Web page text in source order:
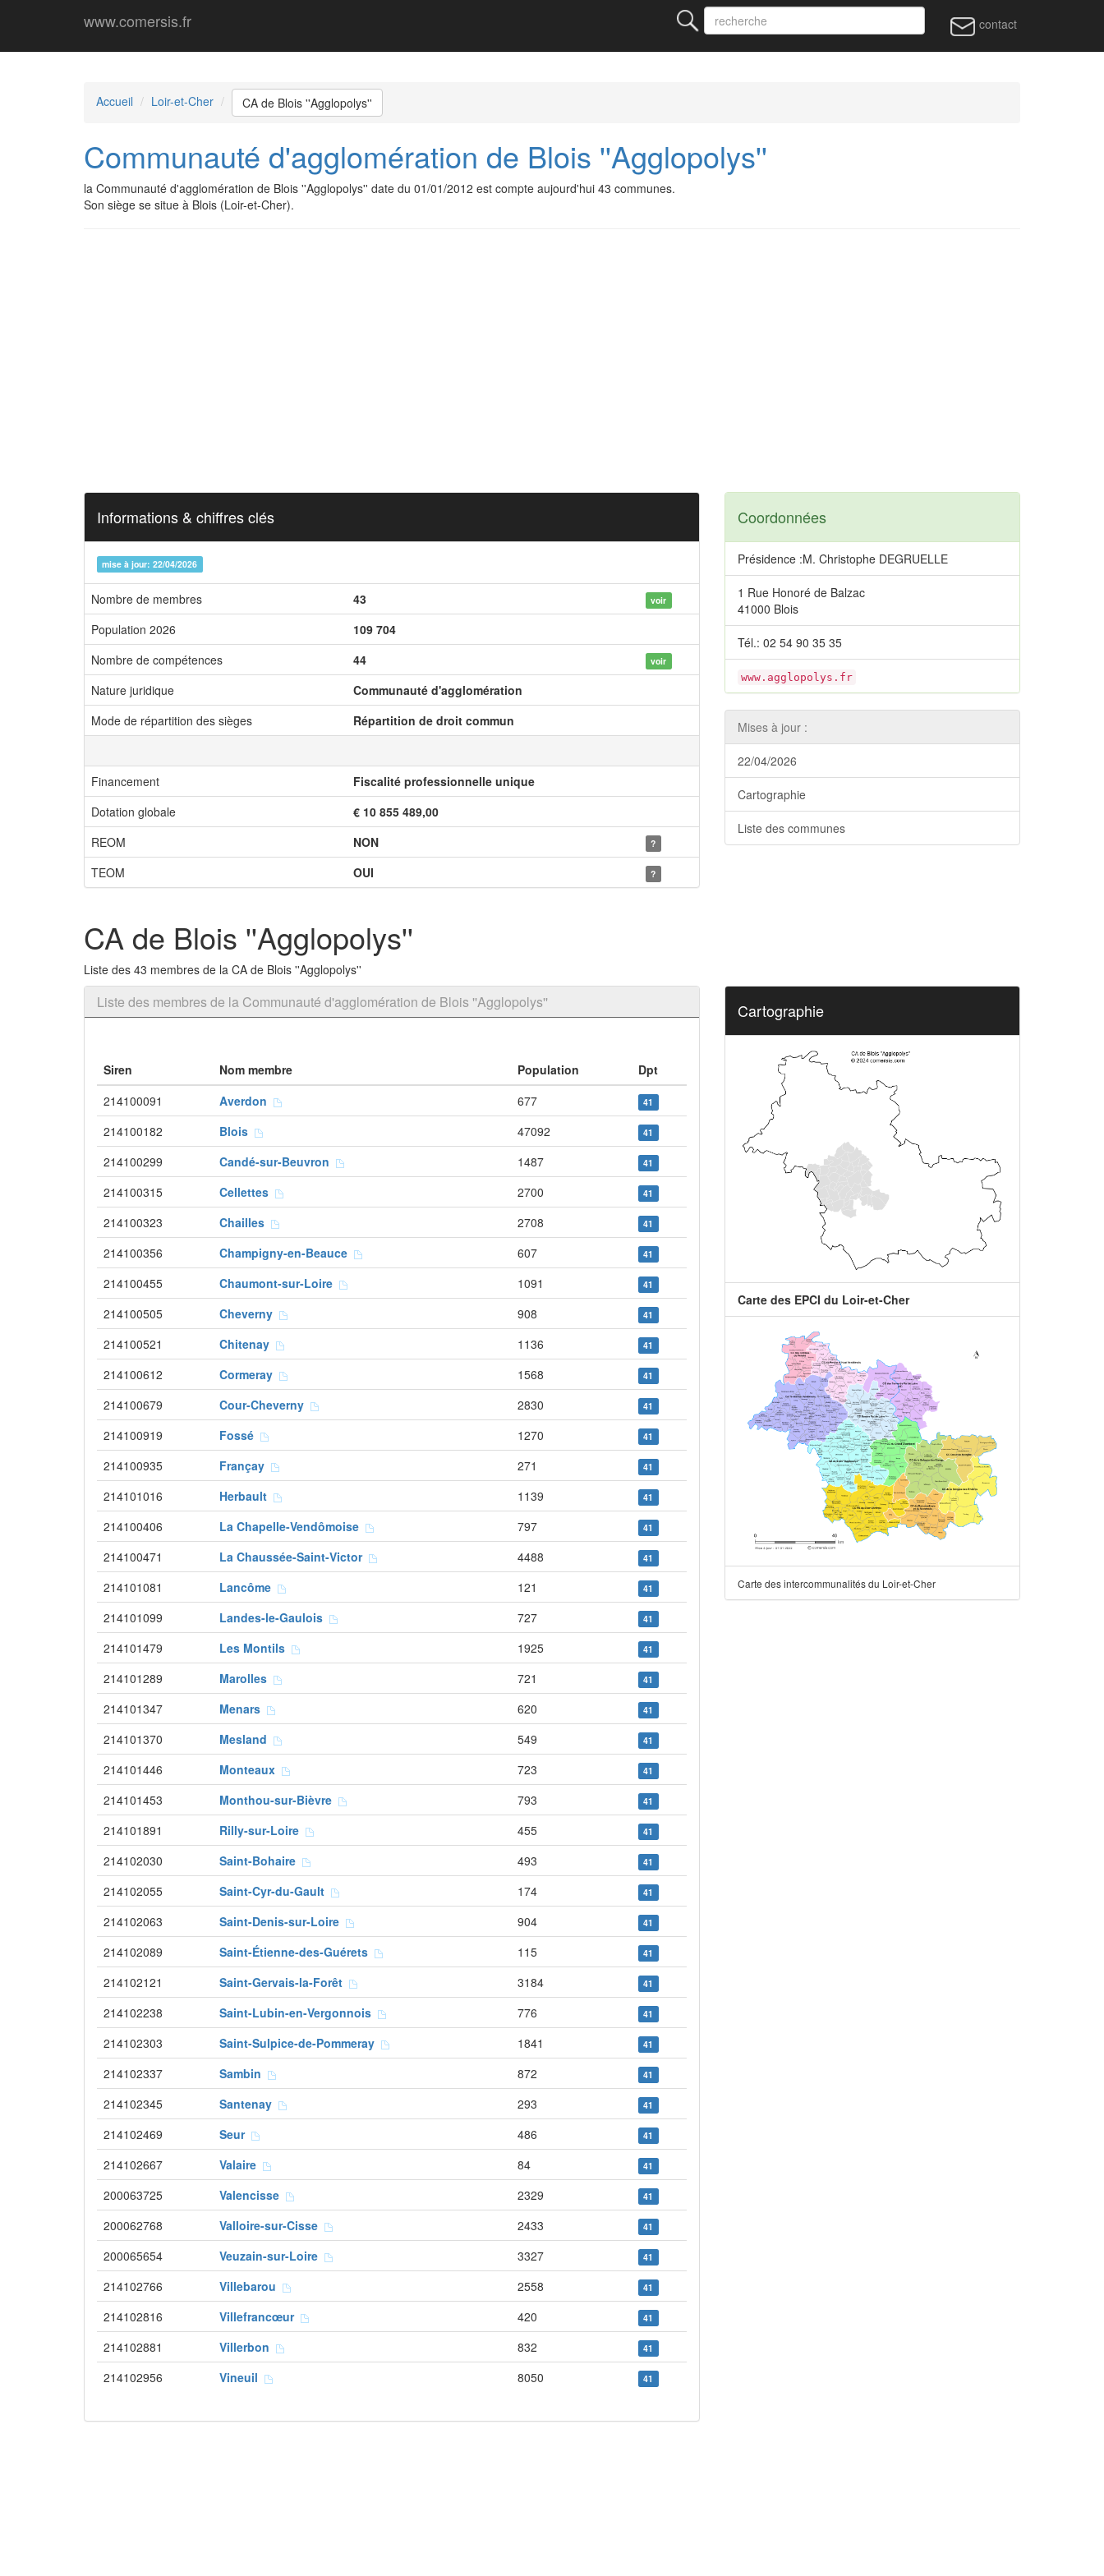
www.comersis.fr contact
Accueil Loir-et-Cher CA de Blois ''Agglopolys''
Communauté d'agglomération de Blois ''Agglopolys''
la Communauté d'agglomération de Blois ''Agglopolys'' date du 01/01/2012 est compte aujourd'hui 43 communes.
Son siège se situe à Blois (Loir-et-Cher).
Informations & chiffres clés
mise à jour: 22/04/2026
Nombre de membres 43 voir
Population 2026
109 704
Nombre de compétences
44 voir
Nature juridique
Communauté d'agglomération
Mode de répartition des sièges
Répartition de droit commun
Financement
Fiscalité professionnelle unique
Dotation globale
€ 10 855 489,00
REOM
NON ?
TEOM OUI ?
Coordonnées
Présidence :M. Christophe DEGRUELLE
1 Rue Honoré de Balzac
41000 Blois
Tél.: 02 54 90 35 35
www.agglopolys.fr
Mises à jour :
22/04/2026
Cartographie
Liste des communes
CA de Blois ''Agglopolys''
Liste des 43 membres de la CA de Blois ''Agglopolys''
Liste des membres de la Communauté d'agglomération de Blois ''Agglopolys''
Siren Nom membre Population
Dpt
214100091
Averdon 677 41
214100182 Blois 47092 41
214100299 Candé-sur-Beuvron 1487 41
214100315 Cellettes 2700 41
214100323 Chailles 2708 41
214100356 Champigny-en-Beauce 607 41
214100455 Chaumont-sur-Loire 1091 41
214100505 Cheverny 908 41
214100521 Chitenay 1136 41
214100612 Cormeray 1568 41
214100679 Cour-Cheverny 2830 41
214100919 Fossé 1270 41
214100935 Françay 271 41
214101016 Herbault 1139 41
214100406 La Chapelle-Vendômoise 797 41
214100471 La Chaussée-Saint-Victor 4488 41
214101081 Lancôme 121 41
214101099 Landes-le-Gaulois 727 41
214101479 Les Montils 1925 41
214101289 Marolles 721 41
214101347 Menars 620 41
214101370 Mesland 549 41
214101446 Monteaux 723 41
214101453 Monthou-sur-Bièvre 793 41
214101891 Rilly-sur-Loire 455 41
214102030 Saint-Bohaire 493 41
214102055 Saint-Cyr-du-Gault 174 41
214102063 Saint-Denis-sur-Loire 904 41
214102089 Saint-Étienne-des-Guérets 115 41
214102121 Saint-Gervais-la-Forêt 3184 41
214102238 Saint-Lubin-en-Vergonnois 776 41
214102303 Saint-Sulpice-de-Pommeray 1841 41
214102337 Sambin 872 41
214102345 Santenay 293 41
214102469 Seur 486 41
214102667 Valaire 84 41
200063725 Valencisse 2329 41
200062768 Valloire-sur-Cisse 2433 41
200065654 Veuzain-sur-Loire 3327 41
214102766 Villebarou 2558 41
214102816 Villefrancœur 420 41
214102881 Villerbon 832 41
214102956 Vineuil 8050 41
Cartographie
Carte des EPCI du Loir-et-Cher
Carte des intercommunalités du Loir-et-Cher